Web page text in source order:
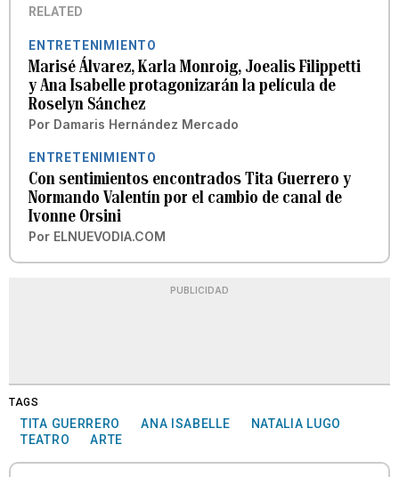
RELATED
ENTRETENIMIENTO
Marisé Álvarez, Karla Monroig, Joealis Filippetti
y Ana Isabelle protagonizarán la película de
Roselyn Sánchez
Por Damaris Hernández Mercado
ENTRETENIMIENTO
Con sentimientos encontrados Tita Guerrero y
Normando Valentín por el cambio de canal de
Ivonne Orsini
Por ELNUEVODIA.COM
PUBLICIDAD
TAGS
TITA GUERRERO ANA ISABELLE
NATALIA LUGO
TEATRO
ARTE